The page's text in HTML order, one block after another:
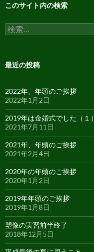
このサイト内の検索
検
索:
最近の投稿
2022年、年頭のご挨拶
2022年1月2日
2019年は金婚式でした（１）
2021年7月11日
2021年、年頭のご挨拶
2021年2月4日
2020年の年頭のご挨拶
2020年1月2日
2019年年頭のご挨拶
2019年1月8日
塑像の実習前半終了
2018年12月5日